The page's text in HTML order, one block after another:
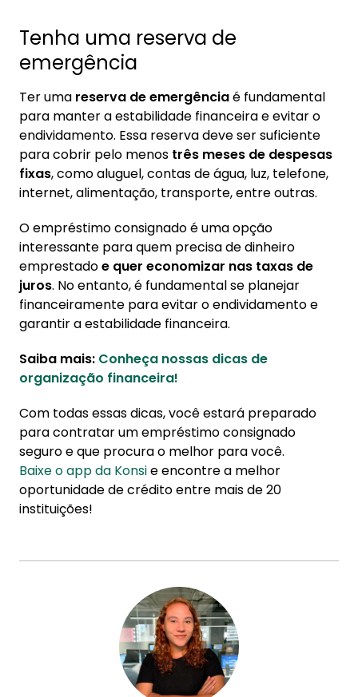
Tenha uma reserva de
emergência
Ter uma reserva de emergênciaé fundamental
para manter a estabilidade financeira e evitar o
endividamento. Essa reserva deve ser suficiente
para cobrir pelo menos três meses de despesas
fixas, como aluguel, contas de água, luz, telefone,
internet, alimentação, transporte, entre outras.
O empréstimo consignado é uma opção
interessante para quem precisa de dinheiro
emprestadoe quer economizar nas taxas de
juros. No entanto, é fundamental se planejar
financeiramente para evitar o endividamento e
garantir a estabilidade financeira.
Saiba mais: Conheça nossas dicas de
organização financeira!
Com todas essas dicas, você estará preparado
para contratar um empréstimo consignado
seguro e que procura o melhor para você.
Baixe o app da Konsie encontre a melhor
oportunidade de crédito entre mais de 20
instituições!